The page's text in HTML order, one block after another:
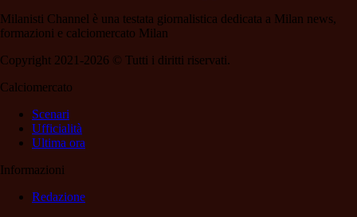
Milanisti Channel è una testata giornalistica dedicata a Milan news,
formazioni e calciomercato Milan
Copyright 2021-2026 © Tutti i diritti riservati.
Calciomercato
Scenari
Ufficialità
Ultima ora
Informazioni
Redazione